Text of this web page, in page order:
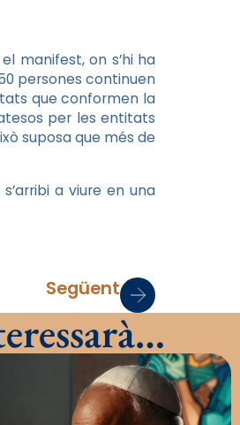
manifest, on s’hi ha
persones continuen
que conformen la
per les entitats
suposa que més de
a viure en una
Següent